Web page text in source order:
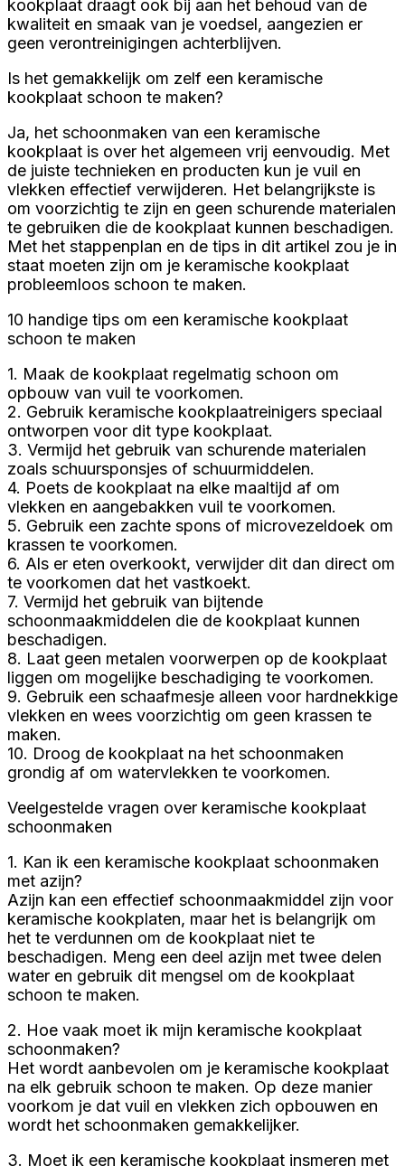
kookplaat draagt ook bij aan het behoud van de
kwaliteit en smaak van je voedsel, aangezien er
geen verontreinigingen achterblijven.
Is het gemakkelijk om zelf een keramische
kookplaat schoon te maken?
Ja, het schoonmaken van een keramische
kookplaat is over het algemeen vrij eenvoudig. Met
de juiste technieken en producten kun je vuil en
vlekken effectief verwijderen. Het belangrijkste is
om voorzichtig te zijn en geen schurende materialen
te gebruiken die de kookplaat kunnen beschadigen.
Met het stappenplan en de tips in dit artikel zou je in
staat moeten zijn om je keramische kookplaat
probleemloos schoon te maken.
10 handige tips om een keramische kookplaat
schoon te maken
1. Maak de kookplaat regelmatig schoon om
opbouw van vuil te voorkomen.
2. Gebruik keramische kookplaatreinigers speciaal
ontworpen voor dit type kookplaat.
3. Vermijd het gebruik van schurende materialen
zoals schuursponsjes of schuurmiddelen.
4. Poets de kookplaat na elke maaltijd af om
vlekken en aangebakken vuil te voorkomen.
5. Gebruik een zachte spons of microvezeldoek om
krassen te voorkomen.
6. Als er eten overkookt, verwijder dit dan direct om
te voorkomen dat het vastkoekt.
7. Vermijd het gebruik van bijtende
schoonmaakmiddelen die de kookplaat kunnen
beschadigen.
8. Laat geen metalen voorwerpen op de kookplaat
liggen om mogelijke beschadiging te voorkomen.
9. Gebruik een schaafmesje alleen voor hardnekkige
vlekken en wees voorzichtig om geen krassen te
maken.
10. Droog de kookplaat na het schoonmaken
grondig af om watervlekken te voorkomen.
Veelgestelde vragen over keramische kookplaat
schoonmaken
1. Kan ik een keramische kookplaat schoonmaken
met azijn?
Azijn kan een effectief schoonmaakmiddel zijn voor
keramische kookplaten, maar het is belangrijk om
het te verdunnen om de kookplaat niet te
beschadigen. Meng een deel azijn met twee delen
water en gebruik dit mengsel om de kookplaat
schoon te maken.
2. Hoe vaak moet ik mijn keramische kookplaat
schoonmaken?
Het wordt aanbevolen om je keramische kookplaat
na elk gebruik schoon te maken. Op deze manier
voorkom je dat vuil en vlekken zich opbouwen en
wordt het schoonmaken gemakkelijker.
3. Moet ik een keramische kookplaat insmeren met